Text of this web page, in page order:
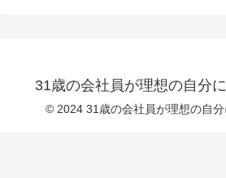
31歳の会社員が理想の自分
© 2024 31歳の会社員が理想の自分